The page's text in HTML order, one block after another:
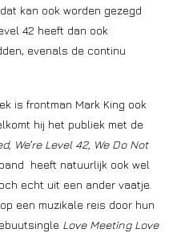
kan ook worden gezegd
42 heeft dan ook
evenals de continu
is frontman Mark King ook
hij het publiek met de
We’re Level 42, We Do Not
heeft natuurlijk ook wel
echt uit een ander vaatje.
een muzikale reis door hun
Love Meeting Love